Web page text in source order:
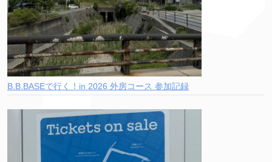
B.B.BASEで行く！in 2026 外房コース 参加記録